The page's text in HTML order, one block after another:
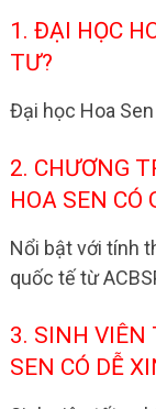
1. ĐẠI HỌC
TƯ?
Đại học Hoa
2. CHƯƠNG
HOA SEN CÓ
Nổi bật với tính
quốc tế từ
3. SINH VIÊN
SEN CÓ DỄ